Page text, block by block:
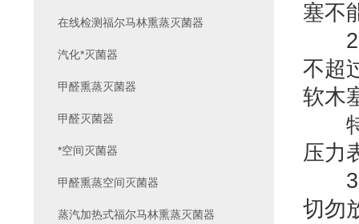
塞不
2、
不超
软木
特
压力
3、
切勿
在线检测福尔马林熏蒸灭菌器
汽化*灭菌器
甲醛熏蒸灭菌器
甲醛灭菌器
*空间灭菌器
甲醛熏蒸空间灭菌器
蒸汽加热式福尔马林熏蒸灭菌器